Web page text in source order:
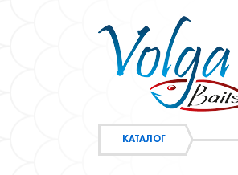
КАТАЛОГ